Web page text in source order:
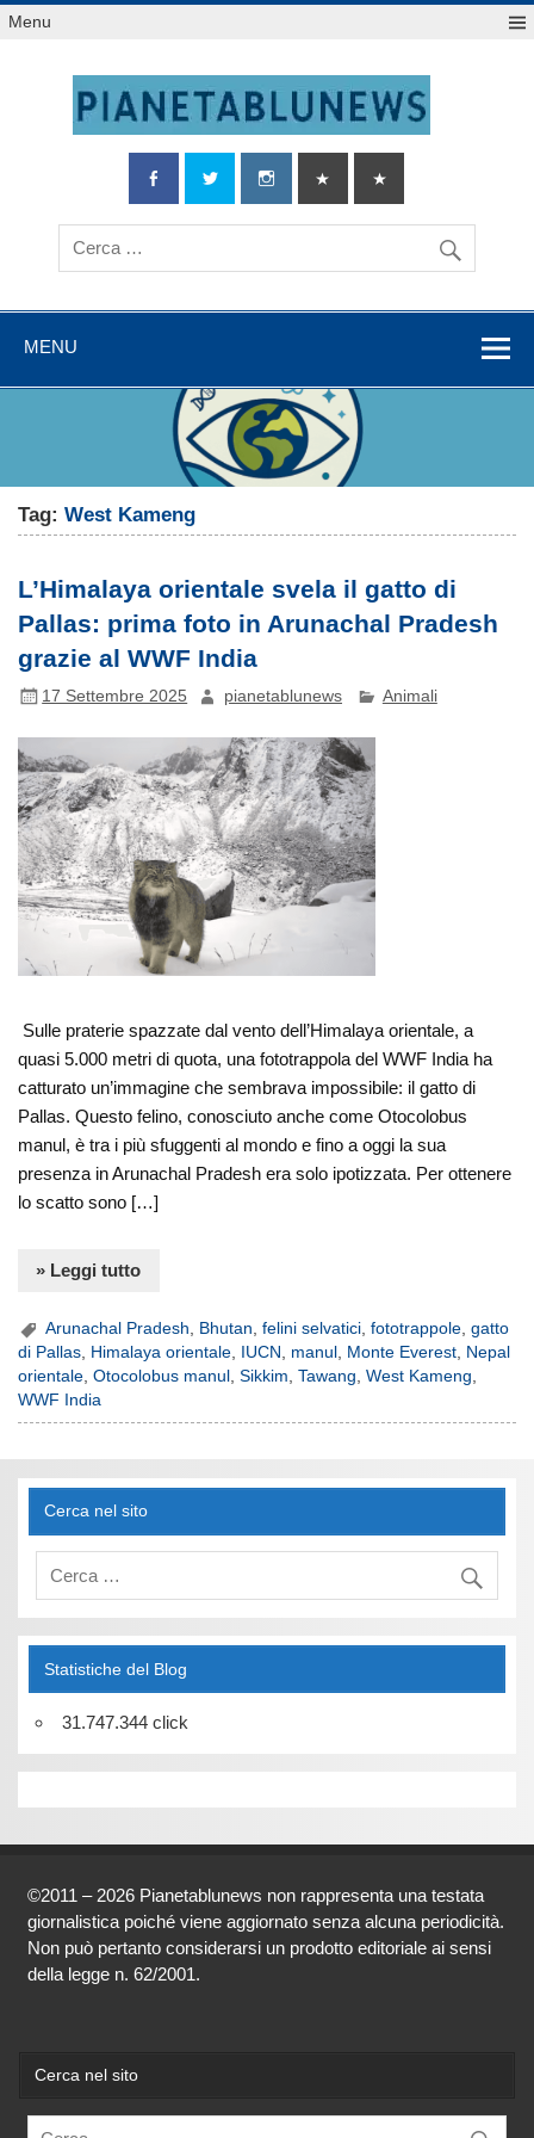
Salta
alMenu
MENU
Tag:West Kameng
L’Himalaya orientale svela il gatto di
Pallas: prima foto in Arunachal Pradesh
grazie al WWF India
17 Settembre 2025 pianetablunews Animali
Sulle praterie spazzate dal vento dell’Himalaya orientale, a
quasi 5.000 metri di quota, una fototrappola del WWF India ha
catturato un’immagine che sembrava impossibile: il gatto di
Pallas. Questo felino, conosciuto anche come Otocolobus
manul, è tra i più sfuggenti al mondo e fino a oggi la sua
presenza in Arunachal Pradesh era solo ipotizzata. Per ottenere
lo scatto sono […]
» Leggi tutto
Arunachal Pradesh, Bhutan,felini selvatici,fototrappole,gatto
di Pallas, Himalaya orientale, IUCN , manul , Monte Everest, Nepal
orientale,Otocolobus manul ,Sikkim,Tawang,West Kameng,
WWF India
Cerca nel sito
Statistiche del Blog
31.747.344 click
©2011 – 2026 Pianetablunews non rappresenta una testata
giornalistica poiché viene aggiornato senza alcuna periodicità.
Non può pertanto considerarsi un prodotto editoriale ai sensi
della legge n. 62/2001.
Cerca nel sito